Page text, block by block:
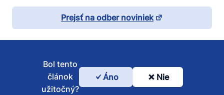
Prejsť na odber noviniek
Bol
Bol tento
článok
užitočný?
Áno Nie